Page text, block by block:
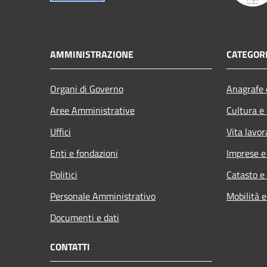
AMMINISTRAZIONE
Organi di Governo
Aree Amministrative
Uffici
Enti e fondazioni
Politici
Personale Amministrativo
Documenti e dati
Cultura
Vita
Imprese
Catasto
Mobilità
CONTATTI